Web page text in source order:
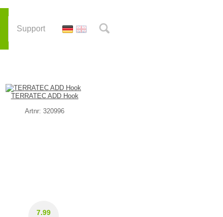
Support
TERRATEC ADD Hook
Artnr: 320996
7.99